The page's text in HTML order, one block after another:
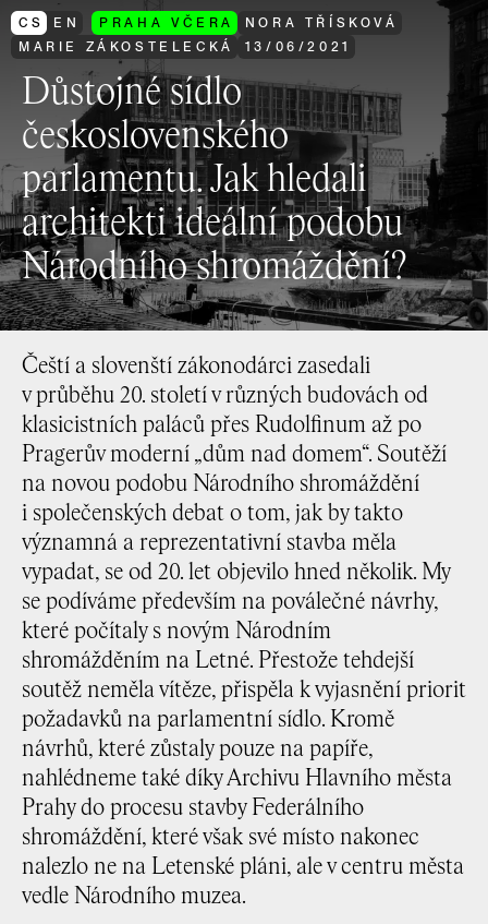
CS EN PRAHA VČERA
NORA TŘÍSKOVÁ
MARIE ZÁKOSTELECKÁ
13/ 06 /2021
Důstojné sídlo
československého
parlamentu. Jak hledali
architekti ideální podobu
Národního shromáždění?
Čeští a slovenští zákonodárci zasedali
v průběhu 20. století v různých budovách od
klasicistních paláců přes Rudolfinum až po
Pragerův moderní „dům nad domem“. Soutěží
na novou podobu Národního shromáždění
i společenských debat o tom, jak by takto
významná a reprezentativní stavba měla
vypadat, se od 20. let objevilo hned několik. My
se podíváme především na poválečné návrhy,
které počítaly s novým Národním
shromážděním na Letné. Přestože tehdejší
soutěž neměla vítěze, přispěla k vyjasnění priorit
požadavků na parlamentní sídlo. Kromě
návrhů, které zůstaly pouze na papíře,
nahlédneme také díky Archivu Hlavního města
Prahy do procesu stavby Federálního
shromáždění, které však své místo nakonec
nalezlo ne na Letenské pláni, ale v centru města
vedle Národního muzea.